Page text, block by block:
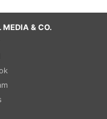
MEDIA & CO.